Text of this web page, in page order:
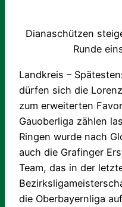
Dianaschützen
Runde
Landkreis –
dürfen sich die
zum erweiterten
Gauoberliga zählen
Ringen wurde nach
auch die Grafinger
Team, das in der
die Oberbayernliga